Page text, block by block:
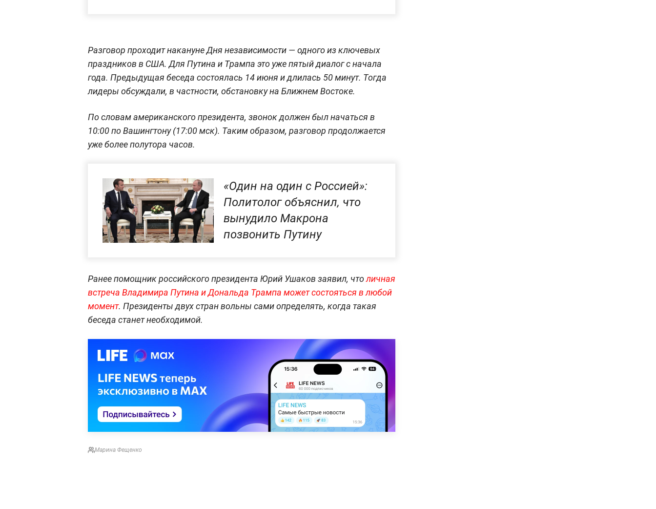
Разговор проходит накануне Дня независимости — одного из ключевых
праздников в США. Для Путина и Трампа это уже пятый диалог с начала
года. Предыдущая беседа состоялась 14 июня и длилась 50 минут. Тогда
лидеры обсуждали, в частности, обстановку на Ближнем Востоке.
По словам американского президента, звонок должен был начаться в
10:00 по Вашингтону (17:00 мск). Таким образом, разговор продолжается
уже более полутора часов.
«Один на один с Россией»:
Политолог объяснил, что
вынудило Макрона
позвонить Путину
Ранее помощник российского президента Юрий Ушаков заявил, чтоличная
встреча Владимира Путина и Дональда Трампа может состояться в любой
момент. Президенты двух стран вольны сами определять, когда такая
беседа станет необходимой.
Марина Фещенко